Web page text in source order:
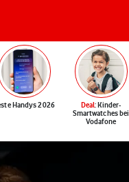
Handys 2026 Deal: Kinder-
Smartwatches bei
Vodafone